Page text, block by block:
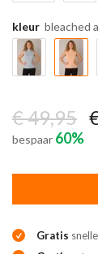
kleur bleached
€ 49,95
bespaar 60%
Gratis